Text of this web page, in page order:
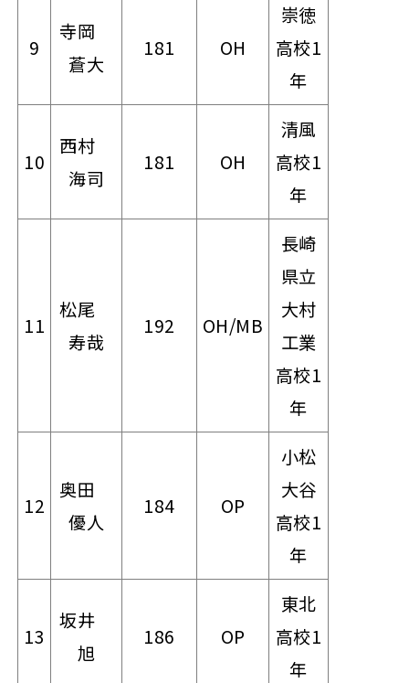
9
寺岡
蒼大
181 OH
崇徳
高校1
年
10
西村
海司
181 OH
清風
高校1
年
11
松尾
寿哉
192 OH/MB
長崎
県立
大村
工業
高校1
年
12
奥田
優人
184 OP
小松
大谷
高校1
年
13
坂井
旭
186 OP
東北
高校1
年